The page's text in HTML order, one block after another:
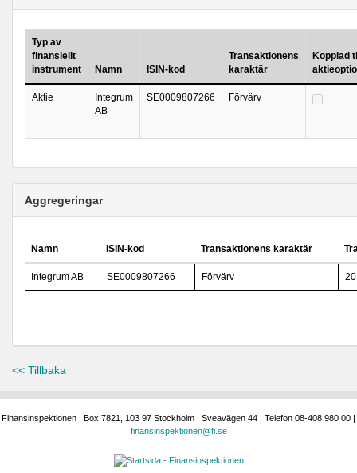
Typ av
finansiellt
instrument
Namn ISIN-kod
Transaktionens
karaktär
Kopplad
Aktie
Integrum
AB
SE0009807266 Förvärv
Aggregeringar
Namn ISIN-kod Transaktionens karaktär
Integrum AB SE0009807266 Förvärv
<< Tillbaka
Finansinspektionen | Box 7821, 103 97 Stockholm | Sveavägen 44 | Telefon 08-408 980 00 |
finansinspektionen@fi.se